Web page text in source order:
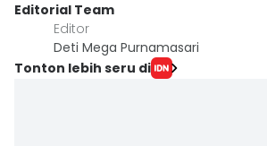
Editorial Team
Editor
Deti Mega Purnamasari
Tonton lebih seru di